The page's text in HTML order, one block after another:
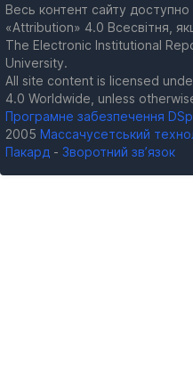
Весь контент сайту
«Attribution» 4.0 Всесвітня,
The Electronic Institutional
University.
All site content is licensed
4.0 Worldwide, unless
Програмне забезпечення
2005 Массачусетський
Пакард - Зворотний зв’язок